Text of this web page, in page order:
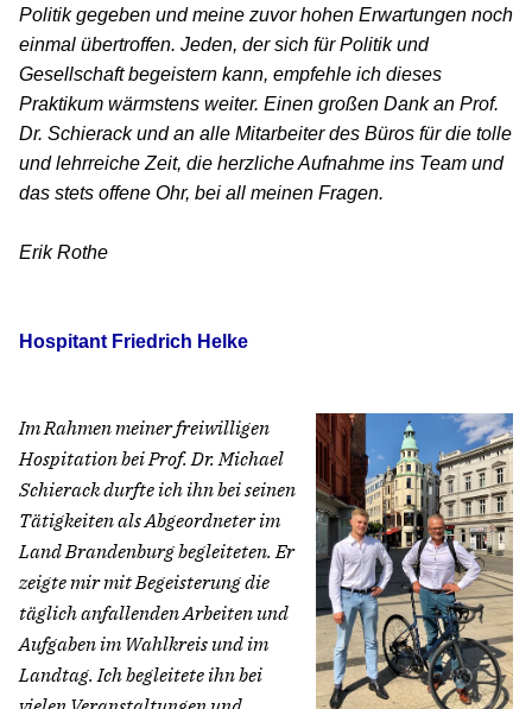
Politik gegeben und meine zuvor hohen Erwartungen noch
einmal übertroffen. Jeden, der sich für Politik und
Gesellschaft begeistern kann, empfehle ich dieses
Praktikum wärmstens weiter. Einen großen Dank an Prof.
Dr. Schierack und an alle Mitarbeiter des Büros für die tolle
und lehrreiche Zeit, die herzliche Aufnahme ins Team und
das stets offene Ohr, bei all meinen Fragen.
Erik Rothe
Hospitant Friedrich Helke
Im Rahmen meiner freiwilligen
Hospitation bei Prof. Dr. Michael
Schierack durfte ich ihn bei seinen
Tätigkeiten als Abgeordneter im
Land Brandenburg begleiteten. Er
zeigte mir mit Begeisterung die
täglich anfallenden Arbeiten und
Aufgaben im Wahlkreis und im
Landtag. Ich begleitete ihn bei